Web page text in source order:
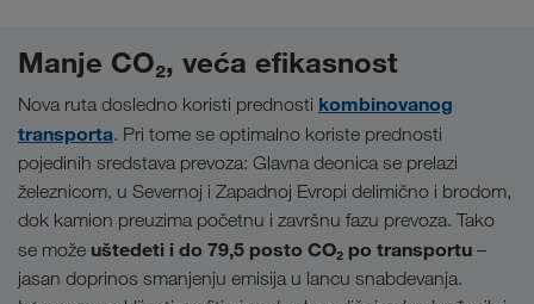
Manje CO₂, veća efikasnost
Nova ruta dosledno koristi prednosti kombinovanog
transporta. Pri tome se optimalno koriste prednosti
pojedinih sredstava prevoza: Glavna deonica se prelazi
železnicom, u Severnoj i Zapadnoj Evropi delimično i brodom,
dok kamion preuzima početnu i završnu fazu prevoza. Tako
se može uštedeti i do 79,5 posto CO₂ po transportu –
jasan doprinos smanjenju emisija u lancu snabdevanja.